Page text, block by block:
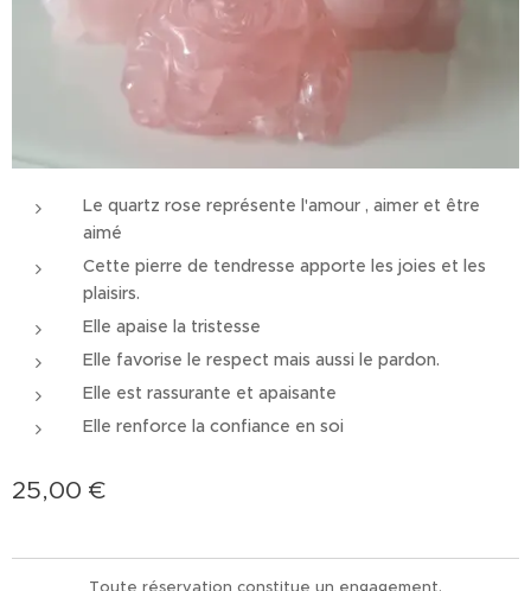
Le quartz rose représente l'amour , aimer et être
aimé
Cette pierre de tendresse apporte les joies et les
plaisirs.
Elle apaise la tristesse
Elle favorise le respect mais aussi le pardon.
Elle est rassurante et apaisante
Elle renforce la confiance en soi
25,00 €